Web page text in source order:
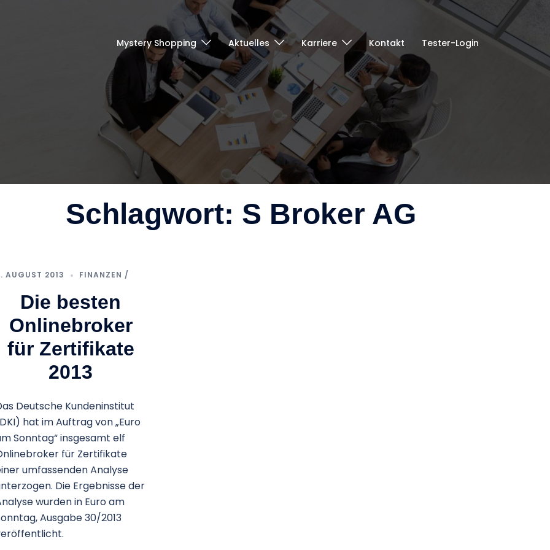
Mystery Shopping Aktuelles Karriere Kontakt Tester-Login
Schlagwort: S Broker AG
AUGUST 2013 FINANZEN /
Die besten
Onlinebroker
für Zertifikate
2013
Deut­sche Kun­den­in­sti­tut
hat im Auf­trag von „Euro
Sonn­tag“ ins­ge­samt elf
für Zer­ti­fi­kate
umfas­sen­den Ana­lyse
Die Ergeb­nisse der
wur­den in Euro am
Aus­gabe 30/2013